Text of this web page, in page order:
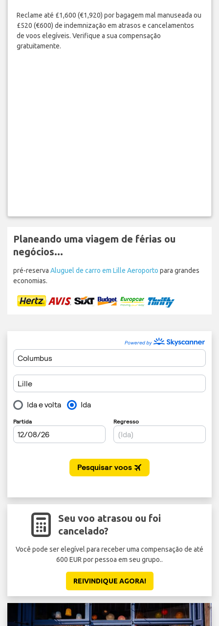
Reclame até £1,600 (€1,920) por bagagem mal manuseada ou
£520 (€600) de indemnização em atrasos e cancelamentos
de voos elegíveis. Verifique a sua compensação
gratuitamente.
Planeando uma viagem de férias ou
negócios...
pré-reserva Aluguel de carro em Lille Aeroporto para grandes
economias.
Seu voo atrasou ou foi
cancelado?
Você pode ser elegível para receber uma compensação de até
600 EUR por pessoa em seu grupo..
REIVINDIQUE AGORA!